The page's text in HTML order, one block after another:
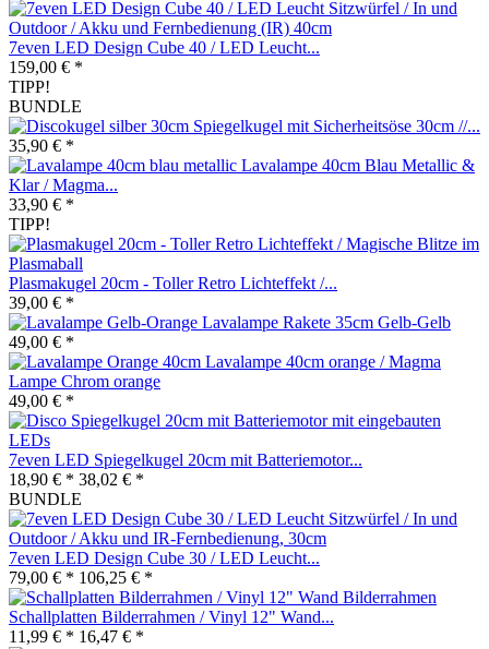
7even LED Design Cube 40 / LED Leucht...
159,00 € *
TIPP!
BUNDLE
Spiegelkugel mit Sicherheitsöse 30cm //...
35,90 € *
Lavalampe 40cm Blau Metallic &
Klar / Magma...
33,90 € *
TIPP!
Plasmakugel 20cm - Toller Retro Lichteffekt /...
39,00 € *
Lavalampe Rakete 35cm Gelb-Gelb
49,00 € *
Lavalampe 40cm orange / Magma
Lampe Chrom orange
49,00 € *
7even LED Spiegelkugel 20cm mit Batteriemotor...
18,90 € * 38,02 € *
BUNDLE
7even LED Design Cube 30 / LED Leucht...
79,00 € * 106,25 € *
Schallplatten Bilderrahmen / Vinyl 12" Wand...
11,99 € * 16,47 € *